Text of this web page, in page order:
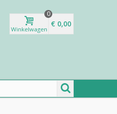
Winkelwagen
0
€ 0,00